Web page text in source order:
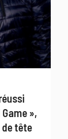
»,
de tête